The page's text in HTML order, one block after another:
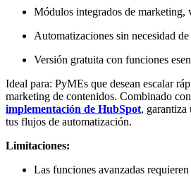
Módulos integrados de marketing,
Automatizaciones sin necesidad
Versión gratuita con funciones
Ideal para: PyMEs que desean escalar
marketing de contenidos. Combinado con
implementación de HubSpot, garantiza
tus flujos de automatización.
Limitaciones:
Las funciones avanzadas